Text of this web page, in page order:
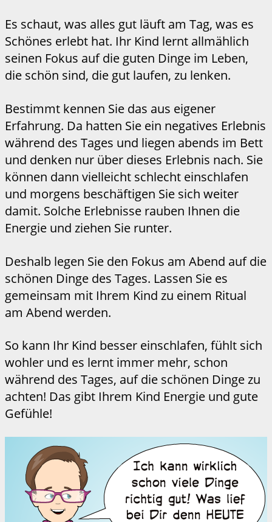
Es schaut, was alles gut läuft am Tag, was es
Schönes erlebt hat. Ihr Kind lernt allmählich
seinen Fokus auf die guten Dinge im Leben,
die schön sind, die gut laufen, zu lenken.
Bestimmt kennen Sie das aus eigener
Erfahrung. Da hatten Sie ein negatives Erlebnis
während des Tages und liegen abends im Bett
und denken nur über dieses Erlebnis nach. Sie
können dann vielleicht schlecht einschlafen
und morgens beschäftigen Sie sich weiter
damit. Solche Erlebnisse rauben Ihnen die
Energie und ziehen Sie runter.
Deshalb legen Sie den Fokus am Abend auf die
schönen Dinge des Tages. Lassen Sie es
gemeinsam mit Ihrem Kind zu einem Ritual
am Abend werden.
So kann Ihr Kind besser einschlafen, fühlt sich
wohler und es lernt immer mehr, schon
während des Tages, auf die schönen Dinge zu
achten! Das gibt Ihrem Kind Energie und gute
Gefühle!